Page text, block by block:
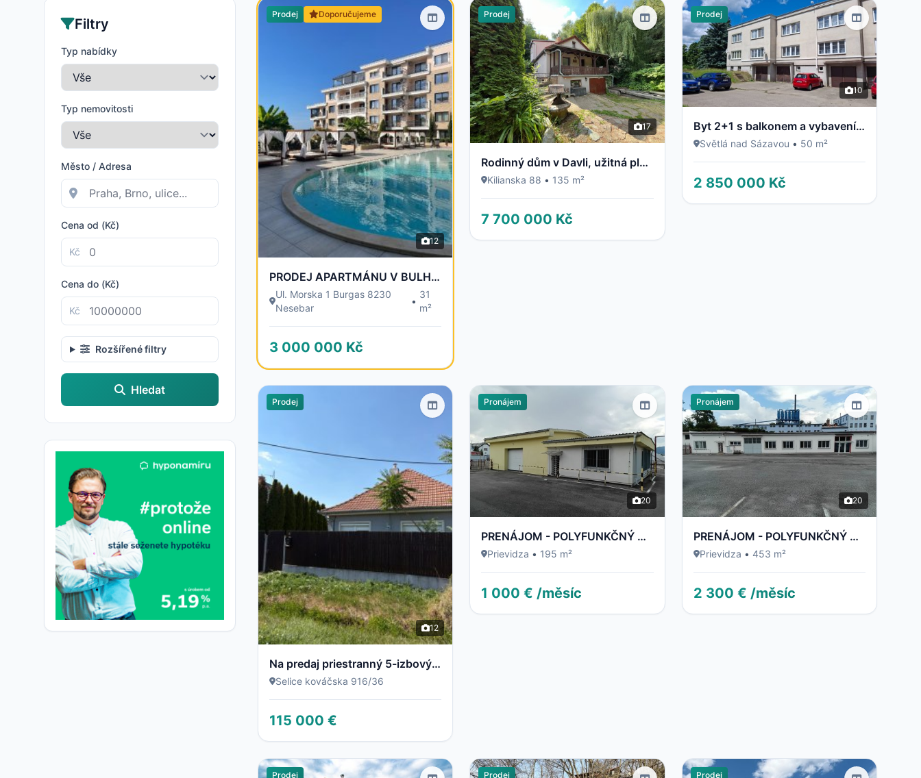
2
Filtry
Typ nabídky
Typ nemovitosti
Město / Adresa
Cena od (Kč)
Kč
Cena do (Kč)
Kč
Rozšířené filtry
Hledat
Prodej Doporučujeme
12
PRODEJ APARTMÁNU V BULHARSKU - 100 m od moře
Ul. Morska 1 Burgas 8230
Nesebar
•
31
m²
3 000 000 Kč
Prodej
17
Rodinný dům v Davli, užitná plocha 135 m2, rovinatý pozemek 594 m2
Kilianska 88 • 135 m²
7 700 000 Kč
Prodej
10
Byt 2+1 s balkonem a vybavením – Světlá nad Sázavou
Světlá nad Sázavou • 50 m²
2 850 000 Kč
Prodej
12
Na predaj priestranný 5-izbový rodinný dom v obci Selice pripravený stať sa vaším novým domovom
Selice kováčska 916/36
115 000 €
Pronájem
20
PRENÁJOM - POLYFUNKČNÝ OBJEKT / BUDOVA - NECPALSKÁ CESTA 34 E – PRIEVIDZA
Prievidza • 195 m²
1 000 € /měsíc
Pronájem
20
PRENÁJOM - POLYFUNKČNÝ OBJEKT / BUDOVA - NECPALSKÁ CESTA 34 B – PRIEVIDZA
Prievidza • 453 m²
2 300 € /měsíc
Prodej Prodej Prodej